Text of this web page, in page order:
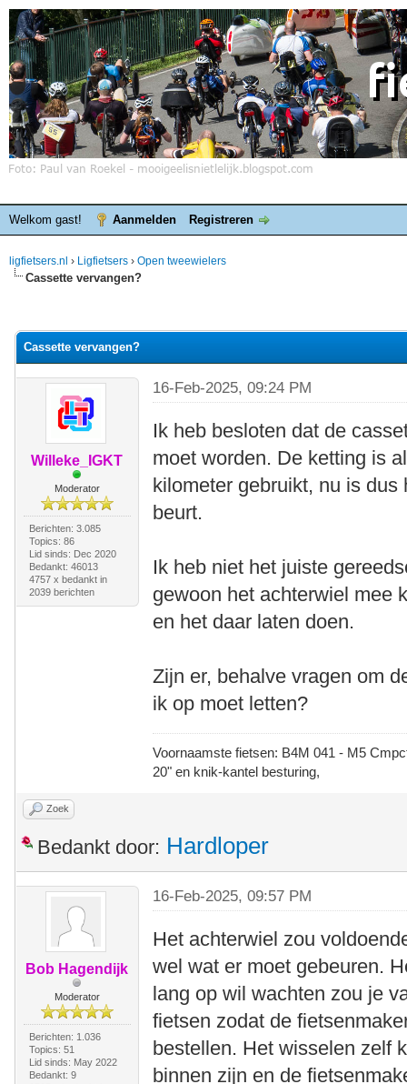
Welkom gast! Aanmelden Registreren
ligfietsers.nl › Ligfietsers › Open tweewielers
Cassette vervangen?
Cassette vervangen?
Willeke_IGKT
Moderator
Berichten: 3.085
Topics: 86
Lid sinds: Dec 2020
Bedankt: 46013
4757 x bedankt in
2039 berichten
16-Feb-2025, 09:24 PM
Ik heb besloten dat de
moet worden. De ketting is
kilometer gebruikt, nu is
beurt.
Ik heb niet het juiste
gewoon het achterwiel mee
en het daar laten doen.
Zijn er, behalve vragen om
ik op moet letten?
Voornaamste fietsen: B4M 041 - M5
20" en knik-kantel besturing,
Zoek
Bedankt door: Hardloper
Bob Hagendijk
Moderator
Berichten: 1.036
Topics: 51
Lid sinds: May 2022
Bedankt: 9
16-Feb-2025, 09:57 PM
Het achterwiel zou
wel wat er moet gebeuren.
lang op wil wachten zou je
fietsen zodat de
bestellen. Het wisselen zelf
binnen zijn en de